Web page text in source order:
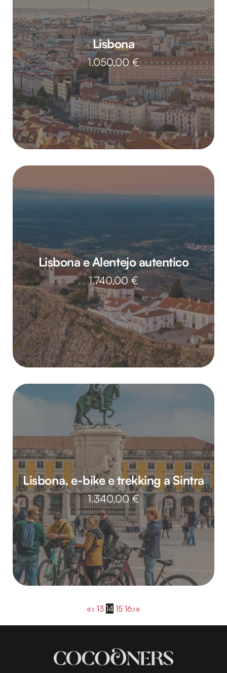
Lisbona
1.050,00€
Lisbona e Alentejo autentico
1.740,00 €
Lisbona, e-bike e trekking a Sintra
1.340,00€
«‹ 13 14 15 16›»